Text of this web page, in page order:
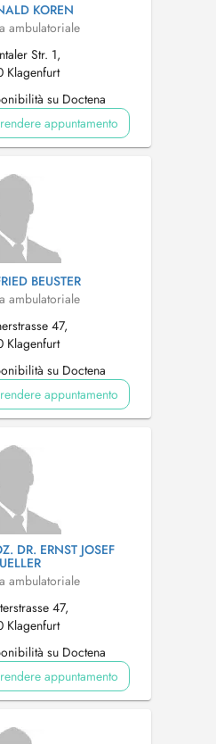
KOREN
ambulatoriale
Str. 1,
Klagenfurt
su Doctena
appuntamento
BEUSTER
ambulatoriale
47,
Klagenfurt
su Doctena
appuntamento
DR. ERNST JOSEF
ambulatoriale
47,
Klagenfurt
su Doctena
appuntamento